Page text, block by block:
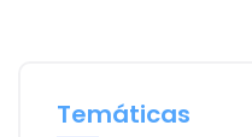
Temáticas